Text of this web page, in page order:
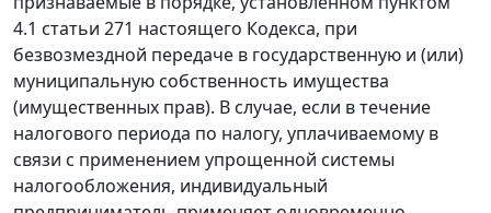
4.1 статьи 271 настоящего Кодекса, при
безвозмездной передаче в государственную и (или)
муниципальную собственность имущества
(имущественных прав). В случае, если в течение
налогового периода по налогу, уплачиваемому в
связи с применением упрощенной системы
налогообложения, индивидуальный